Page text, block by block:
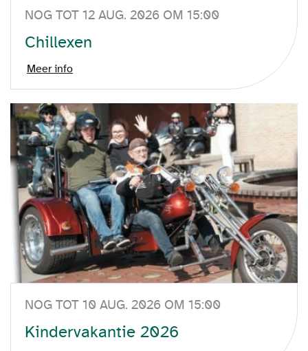
NOG TOT 12 AUG. 2026 OM 15:00
Chillexen
Meer info
NOG TOT 10 AUG. 2026 OM 15:00
Kindervakantie 2026